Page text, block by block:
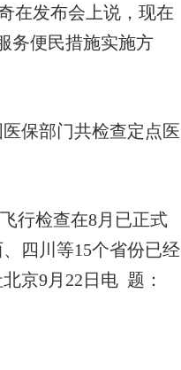
在发布会上说，现在
务便民措施实施方
保部门共检查定点医
行检查在8月已正式
四川等15个省份已经
京9月22日电 题：